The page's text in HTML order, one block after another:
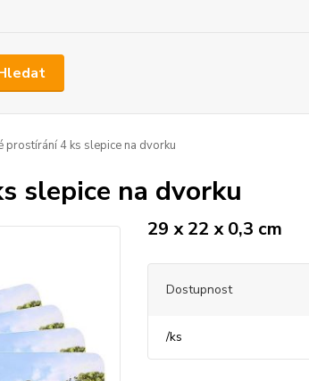
prostírání 4 ks slepice na dvorku
slepice na dvorku
29 x 22 x 0,3 cm
Dostupnost
/ks